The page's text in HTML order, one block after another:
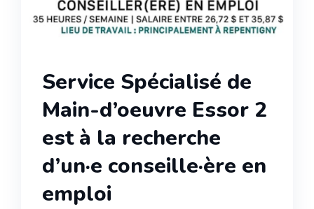
Service Spécialisé de
Main-d’oeuvre Essor 2
est à la recherche
d’un·e conseille·ère en
emploi